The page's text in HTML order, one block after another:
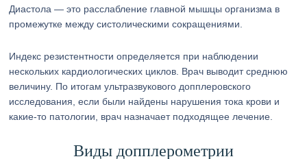
Диастола — это расслабление главной мышцы организма в
промежутке между систолическими сокращениями.
Индекс резистентности определяется при наблюдении
нескольких кардиологических циклов. Врач выводит среднюю
величину. По итогам ультразвукового допплеровского
исследования, если были найдены нарушения тока крови и
какие-то патологии, врач назначает подходящее лечение.
Виды допплерометрии